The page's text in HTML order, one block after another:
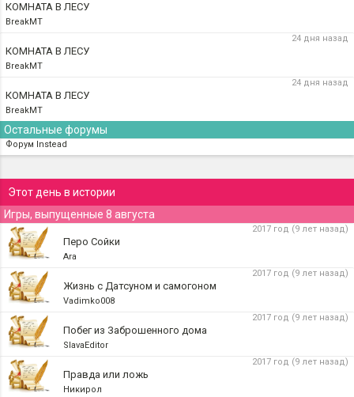
КОМНАТА В ЛЕСУ
BreakMT
24 дня назад
КОМНАТА В ЛЕСУ
BreakMT
24 дня назад
КОМНАТА В ЛЕСУ
BreakMT
Остальные форумы
Форум Instead
Этот день в истории
Игры, выпущенные 8 августа
2017 год (9 лет назад)
Перо Сойки
Ara
2017 год (9 лет назад)
Жизнь с Датсуном и самогоном
Vadimko008
2017 год (9 лет назад)
Побег из Заброшенного дома
SlavaEditor
2017 год (9 лет назад)
Правда или ложь
Никирол